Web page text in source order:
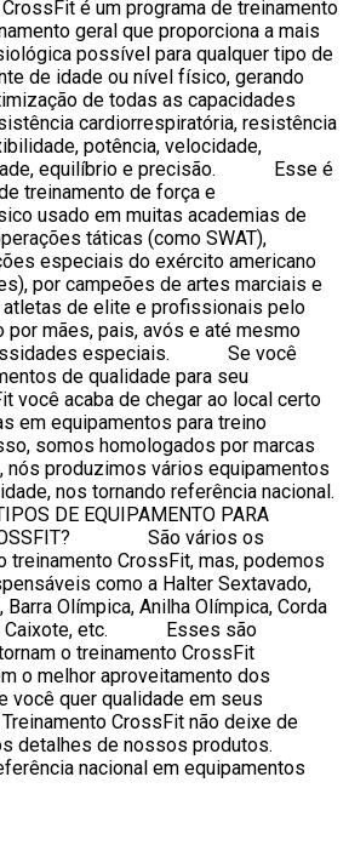
é um programa de treinamento
geral que proporciona a mais
possível para qualquer tipo de
de idade ou nível físico, gerando
de todas as capacidades
cardiorrespiratória, resistência
potência, velocidade,
equilíbrio e precisão. Esse é
treinamento de força e
usado em muitas academias de
táticas (como SWAT),
especiais do exército americano
por campeões de artes marciais e
de elite e profissionais pelo
por mães, pais, avós e até mesmo
especiais. Se você
de qualidade para seu
você acaba de chegar ao local certo
em equipamentos para treino
somos homologados por marcas
nós produzimos vários equipamentos
nos tornando referência nacional.
DE EQUIPAMENTO PARA
São vários os
treinamento CrossFit, mas, podemos
como a Halter Sextavado,
Olímpica, Anilha Olímpica, Corda
Caixote, etc. Esses são
o treinamento CrossFit
o melhor aproveitamento dos
quer qualidade em seus
CrossFit não deixe de
detalhes de nossos produtos.
nacional em equipamentos